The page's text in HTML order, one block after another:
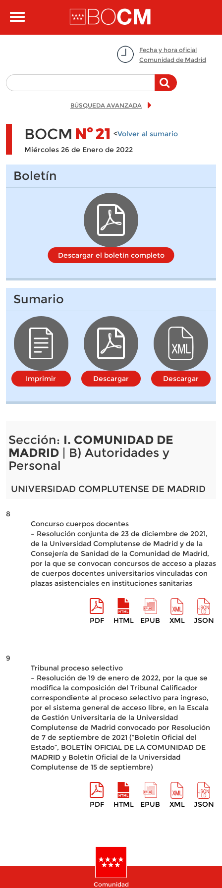
Toggle
Fecha y hora oficial
Comunidad de Madrid
BÚSQUEDA AVANZADA
BOCM Nº21 <Volver al sumario
Miércoles 26 de Enero de 2022
Boletín
Descargar el boletín completo
Sumario
Imprimir Descargar Descargar
Sección: I. COMUNIDAD DE
MADRID| B) Autoridades y
Personal
UNIVERSIDAD COMPLUTENSE DE MADRID
8
Concurso cuerpos docentes
– Resolución conjunta de 23 de diciembre de 2021,
de la Universidad Complutense de Madrid y de la
Consejería de Sanidad de la Comunidad de Madrid,
por la que se convocan concursos de acceso a plazas
de cuerpos docentes universitarios vinculadas con
plazas asistenciales en instituciones sanitarias
PDF HTML EPUB XML JSON
9
Tribunal proceso selectivo
– Resolución de 19 de enero de 2022, por la que se
modifica la composición del Tribunal Calificador
correspondiente al proceso selectivo para ingreso,
por el sistema general de acceso libre, en la Escala
de Gestión Universitaria de la Universidad
Complutense de Madrid convocado por Resolución
de 7 de septiembre de 2021 (“Boletín Oficial del
Estado”, BOLETÍN OFICIAL DE LA COMUNIDAD DE
MADRID y Boletín Oficial de la Universidad
Complutense de 15 de septiembre)
PDF HTML EPUB XML JSON
Comunidad